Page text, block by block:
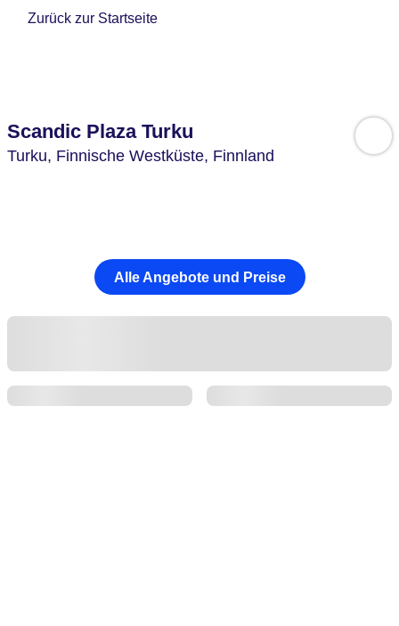
Zurück zur Startseite
Scandic Plaza Turku
Turku, Finnische Westküste, Finnland
Alle Angebote und Preise